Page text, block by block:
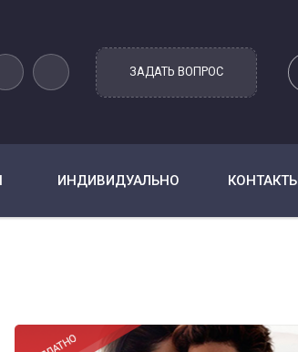
ИНДИВИДУАЛЬНО КОНТАКТЫ